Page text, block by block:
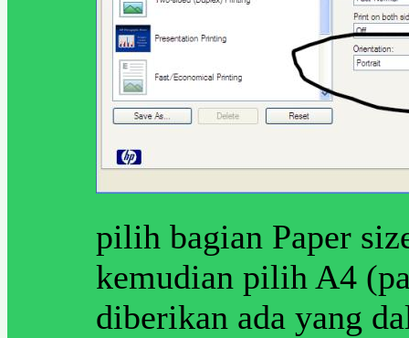
pilih bagian Paper
kemudian pilih A4
diberikan ada yang